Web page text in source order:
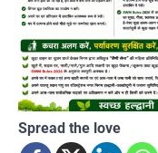
Spread the love